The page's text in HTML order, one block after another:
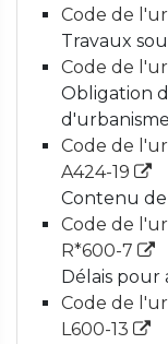
Code de
Travaux
Code de
Obligation
d'urbanisme
Code de
A424-19
Contenu
Code de
R*600-7
Délais pour
Code de
L600-13